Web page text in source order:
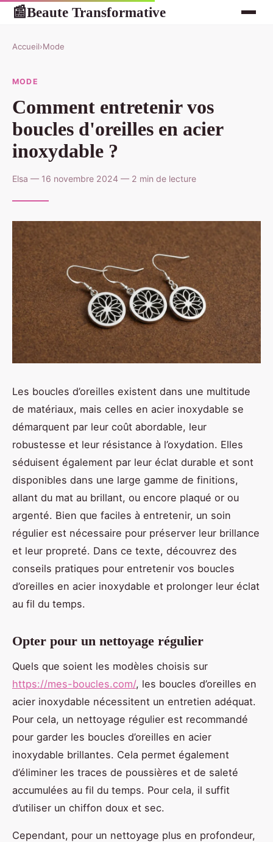
📰Beaute Transformative
Accueil›Mode
MODE
Comment entretenir vos
boucles d'oreilles en acier
inoxydable ?
Elsa — 16 novembre 2024 — 2 min de lecture
Les boucles d’oreilles existent dans une multitude
de matériaux, mais celles en acier inoxydable se
démarquent par leur coût abordable, leur
robustesse et leur résistance à l’oxydation. Elles
séduisent également par leur éclat durable et sont
disponibles dans une large gamme de finitions,
allant du mat au brillant, ou encore plaqué or ou
argenté. Bien que faciles à entretenir, un soin
régulier est nécessaire pour préserver leur brillance
et leur propreté. Dans ce texte, découvrez des
conseils pratiques pour entretenir vos boucles
d’oreilles en acier inoxydable et prolonger leur éclat
au fil du temps.
Opter pour un nettoyage régulier
Quels que soient les modèles choisis sur
https://mes-boucles.com/, les boucles d’oreilles en
acier inoxydable nécessitent un entretien adéquat.
Pour cela, un nettoyage régulier est recommandé
pour garder les boucles d’oreilles en acier
inoxydable brillantes. Cela permet également
d’éliminer les traces de poussières et de saleté
accumulées au fil du temps. Pour cela, il suffit
d’utiliser un chiffon doux et sec.
Cependant, pour un nettoyage plus en profondeur,